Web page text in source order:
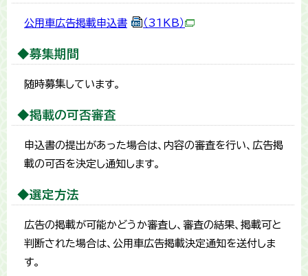
公用車広告掲載申込書 （31KB）
◆募集期間
随時募集しています。
◆掲載の可否審査
申込書の提出があった場合は、内容の審査を行い、広告掲
載の可否を決定し通知します。
◆選定方法
広告の掲載が可能かどうか審査し、審査の結果、掲載可と
判断された場合は、公用車広告掲載決定通知を送付しま
す。